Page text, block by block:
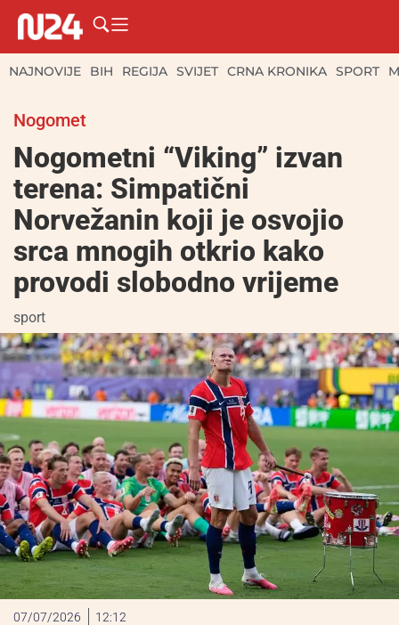
NAJNOVIJE BIH REGIJA SVIJET CRNA KRONIKA SPORT
Nogomet
Nogometni “Viking” izvan
terena: Simpatični
Norvežanin koji je osvojio
srca mnogih otkrio kako
provodi slobodno vrijeme
sport
07/07/2026 12:12